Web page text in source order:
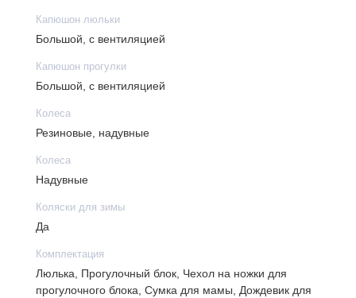
Сумка для багажа
Сумка рюкзак
Чехол от дождя
см, длина рамы - 79 см, высота от пола до верхнего
края люльки - 81 см
Передние поворачивающиеся на 360° колеса с
фиксатором
Капюшон люльки
Большой, с вентиляцией
Капюшон прогулки
Большой, с вентиляцией
Колеса
Резиновые, надувные
Колеса
Надувные
Коляски для зимы
Да
Комплектация
Люлька, Прогулочный блок, Чехол на ножки для
прогулочного блока, Сумка для мамы, Дождевик для